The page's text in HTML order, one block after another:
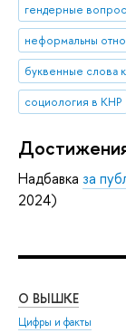
гендерные
неформальны
буквенные слова
социология в КНР
Надбавка за
2024)
О ВЫШКЕ
Цифры и факты